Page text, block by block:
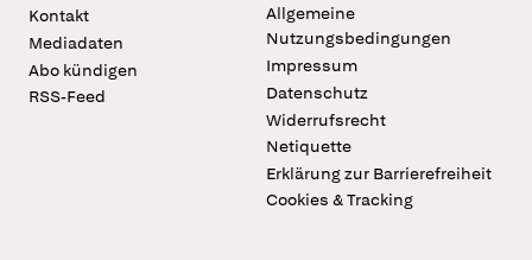
Kontakt
Mediadaten
Abo kündigen
RSS-Feed
Allgemeine
Nutzungsbedingungen
Impressum
Datenschutz
Widerrufsrecht
Netiquette
Erklärung zur Barrierefreiheit
Cookies & Tracking